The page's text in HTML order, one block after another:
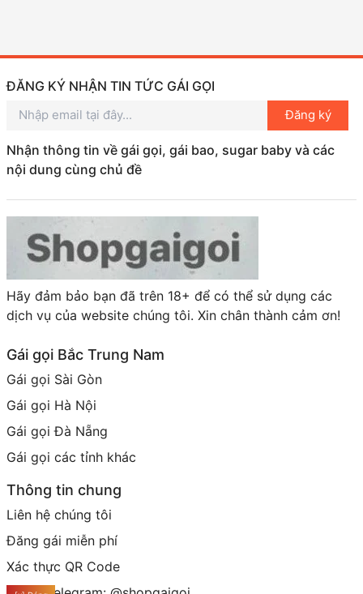
ĐĂNG KÝ NHẬN TIN TỨC GÁI GỌI
Đăng ký
Nhận thông tin về gái gọi, gái bao, sugar baby và các
nội dung cùng chủ đề
Hãy đảm bảo bạn đã trên 18+ để có thể sử dụng các
dịch vụ của website chúng tôi. Xin chân thành cảm ơn!
Gái gọi Bắc Trung Nam
Gái gọi Sài Gòn
Gái gọi Hà Nội
Gái gọi Đà Nẵng
Gái gọi các tỉnh khác
Thông tin chung
Liên hệ chúng tôi
Đăng gái miễn phí
Xác thực QR Code